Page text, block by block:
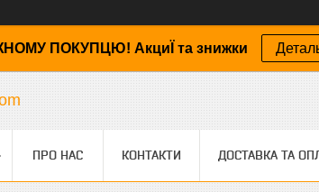
ПОКУПЦЮ! АкциЇ та знижки
ПРО НАС КОНТАКТИ ДОСТАВКА ТА